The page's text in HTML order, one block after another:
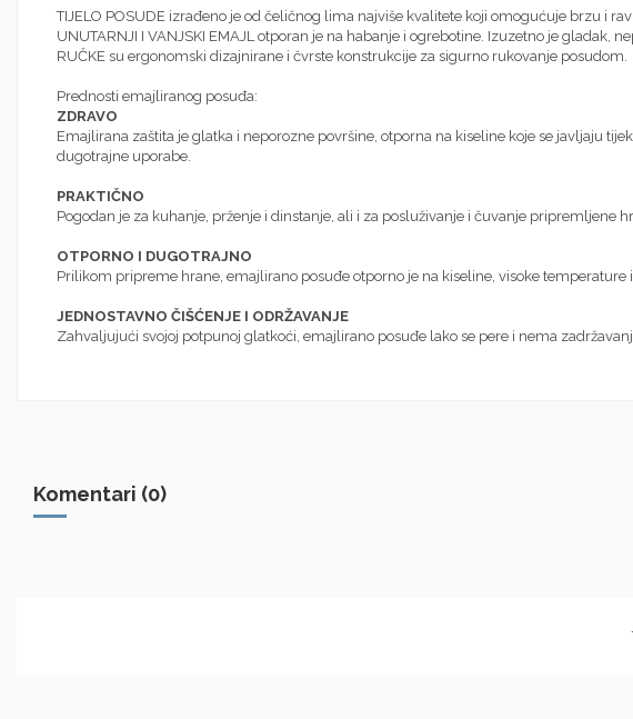
TIJELO POSUDE izrađeno je od čeličnog lima najviše kvalitete koji omogućuje brzu i
UNUTARNJI I VANJSKI EMAJL otporan je na habanje i ogrebotine. Izuzetno je gladak,
RUČKE su ergonomski dizajnirane i čvrste konstrukcije za sigurno rukovanje posudom.
Prednosti emajliranog posuđa:
ZDRAVO
Emajlirana zaštita je glatka i neporozne površine, otporna na kiseline koje se javljaju
dugotrajne uporabe.
PRAKTIČNO
Pogodan je za kuhanje, prženje i dinstanje, ali i za posluživanje i čuvanje pripremljene
OTPORNO I DUGOTRAJNO
Prilikom pripreme hrane, emajlirano posuđe otporno je na kiseline, visoke
JEDNOSTAVNO ČIŠĆENJE I ODRŽAVANJE
Zahvaljujući svojoj potpunoj glatkoći, emajlirano posuđe lako se pere i nema
Komentari (0)